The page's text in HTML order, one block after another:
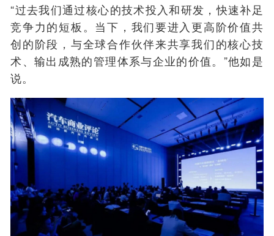
“过去我们通过核心的技术投入和研发，快速补足
竞争力的短板。当下，我们要进入更高阶价值共
创的阶段，与全球合作伙伴来共享我们的核心技
术、输出成熟的管理体系与企业的价值。”他如是
说。